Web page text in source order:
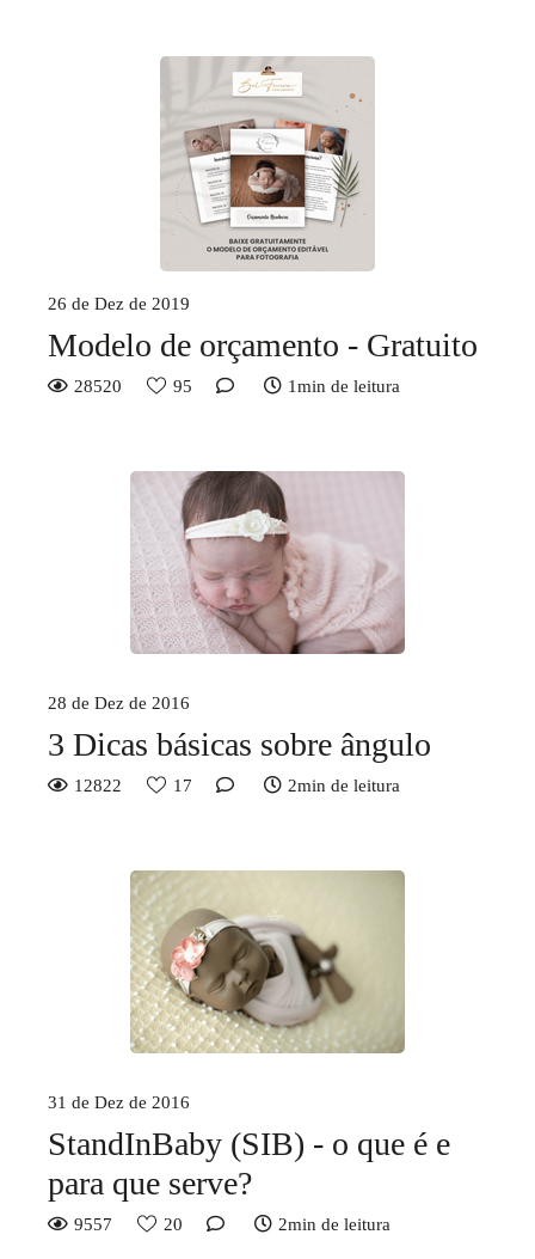
26 de Dez de 2019
Modelo de orçamento - Gratuito
28520 95 1min de leitura
28 de Dez de 2016
3 Dicas básicas sobre ângulo
12822 17 2min de leitura
31 de Dez de 2016
StandInBaby (SIB) - o que é e
para que serve?
9557 20 2min de leitura